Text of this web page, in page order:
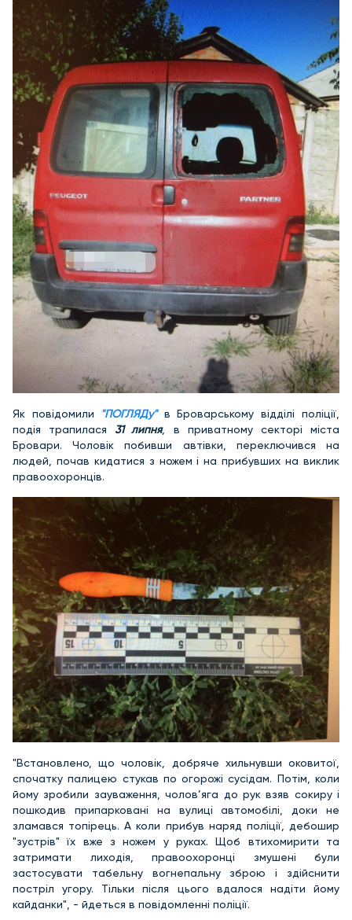
Як повідомили "ПОГЛЯДу"в Броварському відділі поліції,
подія трапилася 31 липня, в приватному секторі міста
Бровари. Чоловік побивши автівки, переключився на
людей, почав кидатися з ножем і на прибувших на виклик
правоохоронців.
"Встановлено, що чоловік, добряче хильнувши оковитої,
спочатку палицею стукав по огорожі сусідам. Потім, коли
йому зробили зауваження, чолов’яга до рук взяв сокиру і
пошкодив припарковані на вулиці автомобілі, доки не
зламався топірець. А коли прибув наряд поліції, дебошир
"зустрів" їх вже з ножем у руках. Щоб втихомирити та
затримати лиходія, правоохоронці змушені були
застосувати табельну вогнепальну зброю і здійснити
постріл угору. Тільки після цього вдалося надіти йому
кайданки", - йдеться в повідомленні поліції.